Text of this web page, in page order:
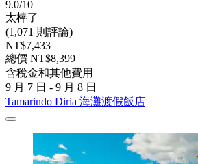
9.0/10
太棒了
(1,071 則評論)
NT$7,433
總價 NT$8,399
含稅金和其他費用
9 月 7 日 - 9 月 8 日
Tamarindo Diria 海灘渡假飯店